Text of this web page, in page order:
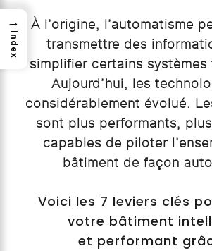
À l’origine, l’automatisme
transmettre des
simplifier certains systèmes
Aujourd’hui, les
considérablement évolué.
sont plus performants,
capables de piloter
bâtiment de façon
Voici les 7 leviers clés
votre bâtiment
et performant
→
Index